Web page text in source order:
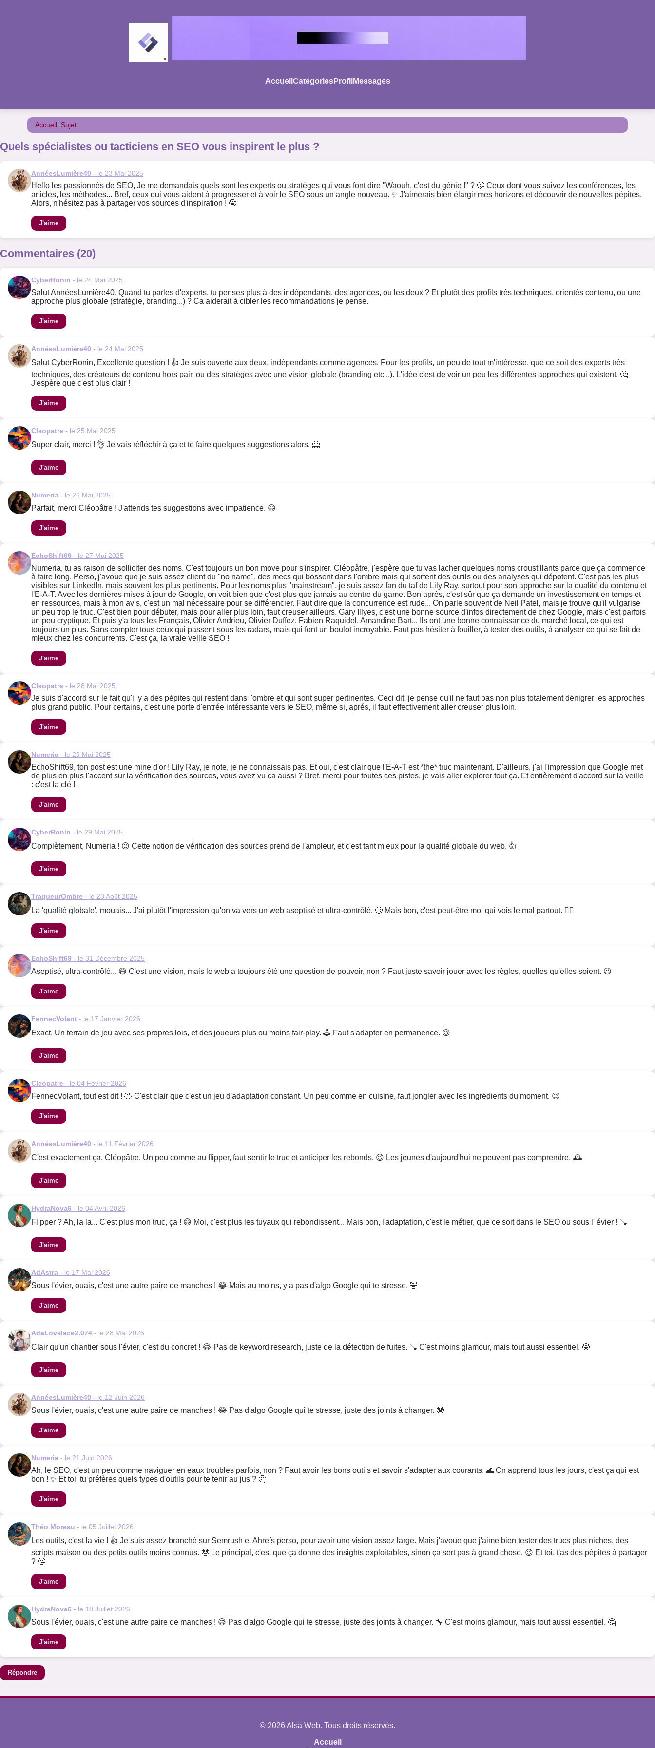
Accueil CatégoriesProfil Messages
Accueil>Sujet
Quels spécialistes ou tacticiens en SEO vous inspirent le plus ?
AnnéesLumière40 - le 23 Mai 2025
Hello les passionnés de SEO, Je me demandais quels sont les experts ou stratèges qui vous font dire "Waouh, c'est du génie !" ? 🤔 Ceux dont vous suivez les conférences, les
articles, les méthodes... Bref, ceux qui vous aident à progresser et à voir le SEO sous un angle nouveau. ✨ J'aimerais bien élargir mes horizons et découvrir de nouvelles pépites.
Alors, n'hésitez pas à partager vos sources d'inspiration ! 🤓
J'aime
Commentaires (20)
CyberRonin - le 24 Mai 2025
Salut AnnéesLumière40, Quand tu parles d'experts, tu penses plus à des indépendants, des agences, ou les deux ? Et plutôt des profils très techniques, orientés contenu, ou une
approche plus globale (stratégie, branding...) ? Ca aiderait à cibler les recommandations je pense.
J'aime
AnnéesLumière40 - le 24 Mai 2025
Salut CyberRonin, Excellente question ! 👍 Je suis ouverte aux deux, indépendants comme agences. Pour les profils, un peu de tout m'intéresse, que ce soit des experts très
techniques, des créateurs de contenu hors pair, ou des stratèges avec une vision globale (branding etc...). L'idée c'est de voir un peu les différentes approches qui existent. 🤔
J'espère que c'est plus clair !
J'aime
Cleopatre - le 25 Mai 2025
Super clair, merci ! 👌 Je vais réfléchir à ça et te faire quelques suggestions alors. 🤗
J'aime
Numeria - le 26 Mai 2025
Parfait, merci Cléopâtre ! J'attends tes suggestions avec impatience. 😄
J'aime
EchoShift69 - le 27 Mai 2025
Numeria, tu as raison de solliciter des noms. C'est toujours un bon move pour s'inspirer. Cléopâtre, j'espère que tu vas lacher quelques noms croustillants parce que ça commence
à faire long. Perso, j'avoue que je suis assez client du "no name", des mecs qui bossent dans l'ombre mais qui sortent des outils ou des analyses qui dépotent. C'est pas les plus
visibles sur LinkedIn, mais souvent les plus pertinents. Pour les noms plus "mainstream", je suis assez fan du taf de Lily Ray, surtout pour son approche sur la qualité du contenu et
l'E-A-T. Avec les dernières mises à jour de Google, on voit bien que c'est plus que jamais au centre du game. Bon après, c'est sûr que ça demande un investissement en temps et
en ressources, mais à mon avis, c'est un mal nécessaire pour se différencier. Faut dire que la concurrence est rude... On parle souvent de Neil Patel, mais je trouve qu'il vulgarise
un peu trop le truc. C'est bien pour débuter, mais pour aller plus loin, faut creuser ailleurs. Gary Illyes, c'est une bonne source d'infos directement de chez Google, mais c'est parfois
un peu cryptique. Et puis y'a tous les Français, Olivier Andrieu, Olivier Duffez, Fabien Raquidel, Amandine Bart... Ils ont une bonne connaissance du marché local, ce qui est
toujours un plus. Sans compter tous ceux qui passent sous les radars, mais qui font un boulot incroyable. Faut pas hésiter à fouiller, à tester des outils, à analyser ce qui se fait de
mieux chez les concurrents. C'est ça, la vraie veille SEO !
J'aime
Cleopatre - le 28 Mai 2025
Je suis d'accord sur le fait qu'il y a des pépites qui restent dans l'ombre et qui sont super pertinentes. Ceci dit, je pense qu'il ne faut pas non plus totalement dénigrer les approches
plus grand public. Pour certains, c'est une porte d'entrée intéressante vers le SEO, même si, aprés, il faut effectivement aller creuser plus loin.
J'aime
Numeria - le 29 Mai 2025
EchoShift69, ton post est une mine d'or ! Lily Ray, je note, je ne connaissais pas. Et oui, c'est clair que l'E-A-T est *the* truc maintenant. D'ailleurs, j'ai l'impression que Google met
de plus en plus l'accent sur la vérification des sources, vous avez vu ça aussi ? Bref, merci pour toutes ces pistes, je vais aller explorer tout ça. Et entièrement d'accord sur la veille
: c'est la clé !
J'aime
CyberRonin - le 29 Mai 2025
Complètement, Numeria ! 😉 Cette notion de vérification des sources prend de l'ampleur, et c'est tant mieux pour la qualité globale du web. 👍
J'aime
TraqueurOmbre - le 23 Août 2025
La 'qualité globale', mouais... J'ai plutôt l'impression qu'on va vers un web aseptisé et ultra-contrôlé. 🙄 Mais bon, c'est peut-être moi qui vois le mal partout. 🤷‍♂️
J'aime
EchoShift69 - le 31 Décembre 2025
Aseptisé, ultra-contrôlé... 😅 C'est une vision, mais le web a toujours été une question de pouvoir, non ? Faut juste savoir jouer avec les règles, quelles qu'elles soient. 😉
J'aime
FennecVolant - le 17 Janvier 2026
Exact. Un terrain de jeu avec ses propres lois, et des joueurs plus ou moins fair-play. 🕹️ Faut s'adapter en permanence. 😉
J'aime
Cleopatre - le 04 Février 2026
FennecVolant, tout est dit ! 🤣 C'est clair que c'est un jeu d'adaptation constant. Un peu comme en cuisine, faut jongler avec les ingrédients du moment. 😉
J'aime
AnnéesLumière40 - le 11 Février 2026
C'est exactement ça, Cléopâtre. Un peu comme au flipper, faut sentir le truc et anticiper les rebonds. 😉 Les jeunes d'aujourd'hui ne peuvent pas comprendre. 🕰️
J'aime
HydraNova6 - le 04 Avril 2026
Flipper ? Ah, la la... C'est plus mon truc, ça ! 😅 Moi, c'est plus les tuyaux qui rebondissent... Mais bon, l'adaptation, c'est le métier, que ce soit dans le SEO ou sous l' évier ! 🪠
J'aime
AdAstra - le 17 Mai 2026
Sous l'évier, ouais, c'est une autre paire de manches ! 😂 Mais au moins, y a pas d'algo Google qui te stresse. 🤣
J'aime
AdaLovelace2.074 - le 28 Mai 2026
Clair qu'un chantier sous l'évier, c'est du concret ! 😂 Pas de keyword research, juste de la détection de fuites. 🪠 C'est moins glamour, mais tout aussi essentiel. 🤓
J'aime
AnnéesLumière40 - le 12 Juin 2026
Sous l'évier, ouais, c'est une autre paire de manches ! 😂 Pas d'algo Google qui te stresse, juste des joints à changer. 🤓
J'aime
Numeria - le 21 Juin 2026
Ah, le SEO, c'est un peu comme naviguer en eaux troubles parfois, non ? Faut avoir les bons outils et savoir s'adapter aux courants. 🌊 On apprend tous les jours, c'est ça qui est
bon ! ✨ Et toi, tu préfères quels types d'outils pour te tenir au jus ? 🤔
J'aime
Théo Moreau - le 05 Juillet 2026
Les outils, c'est la vie ! 👍 Je suis assez branché sur Semrush et Ahrefs perso, pour avoir une vision assez large. Mais j'avoue que j'aime bien tester des trucs plus niches, des
scripts maison ou des petits outils moins connus. 🤓 Le principal, c'est que ça donne des insights exploitables, sinon ça sert pas à grand chose. 😉 Et toi, t'as des pépites à partager
? 🤔
J'aime
HydraNova6 - le 18 Juillet 2026
Sous l'évier, ouais, c'est une autre paire de manches ! 😅 Pas d'algo Google qui te stresse, juste des joints à changer. 🔧 C'est moins glamour, mais tout aussi essentiel. 🤔
J'aime
Répondre
© 2026 Alsa Web. Tous droits réservés.
Accueil